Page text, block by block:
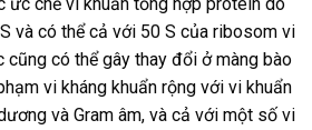
và có thể cả với 50 S của ribosom vi
cũng có thể gây thay đổi ở màng bào
vi kháng khuẩn rộng với vi khuẩn
và Gram âm, và cả với một số vi